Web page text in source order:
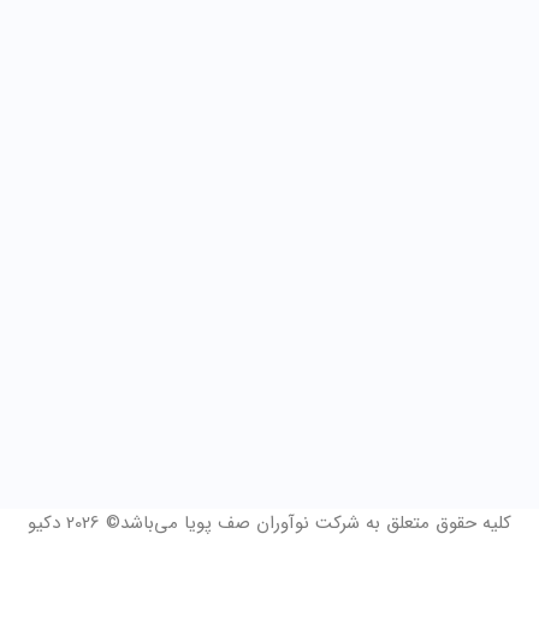
کلیه حقوق متعلق به شرکت نوآوران صف پویا می‌باشد© 2026 دکیو